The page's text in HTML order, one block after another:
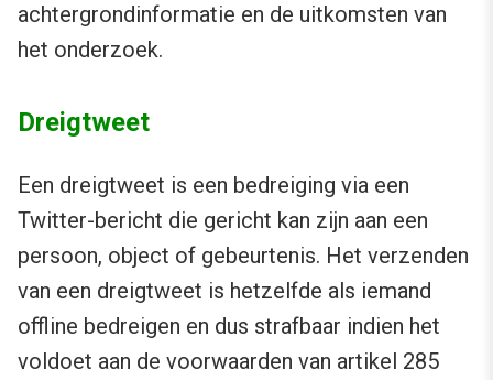
achtergrondinformatie en de uitkomsten van
het onderzoek.
Dreigtweet
Een dreigtweet is een bedreiging via een
Twitter-bericht die gericht kan zijn aan een
persoon, object of gebeurtenis. Het verzenden
van een dreigtweet is hetzelfde als iemand
offline bedreigen en dus strafbaar indien het
voldoet aan de voorwaarden van artikel 285